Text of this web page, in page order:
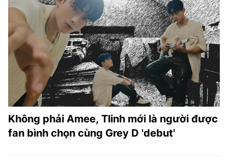
Không phải Amee, Tlinh mới là người được
fan bình chọn cùng Grey D 'debut'